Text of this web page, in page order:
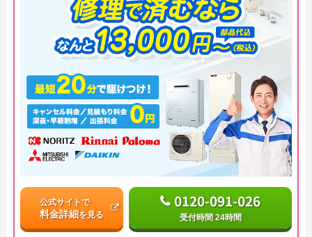
公式サイトで
料金詳細を見る
0120-091-026
受付時間 24時間